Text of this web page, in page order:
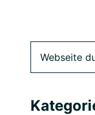
durchsuchen